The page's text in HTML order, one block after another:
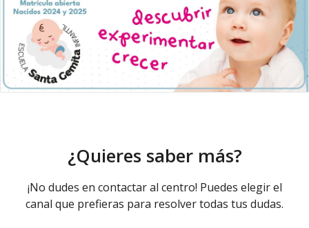
¿Quieres saber más?
¡No dudes en contactar al centro! Puedes elegir el
canal que prefieras para resolver todas tus dudas.